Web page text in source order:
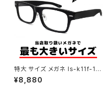
特大 サイズ メガネ ls-k11f-1 6
2mm LANCETTI 眼鏡 ランチ
ェッティ メンズ ブランド スクエ
¥8,880